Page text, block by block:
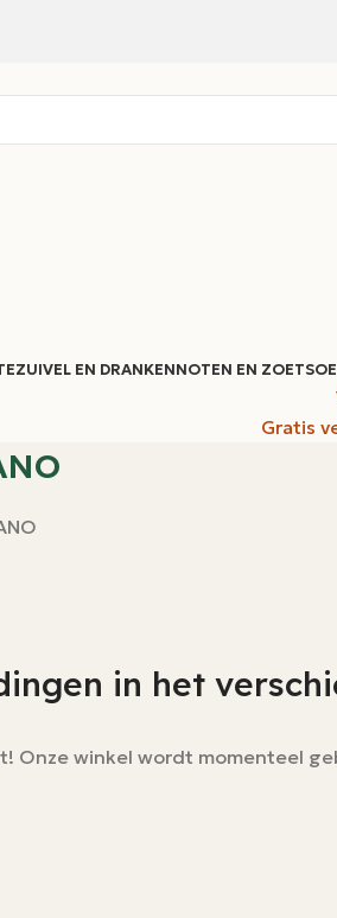
ZUIVEL EN DRANKENNOTEN EN ZOET
Gratis
in het
Onze winkel wordt momenteel